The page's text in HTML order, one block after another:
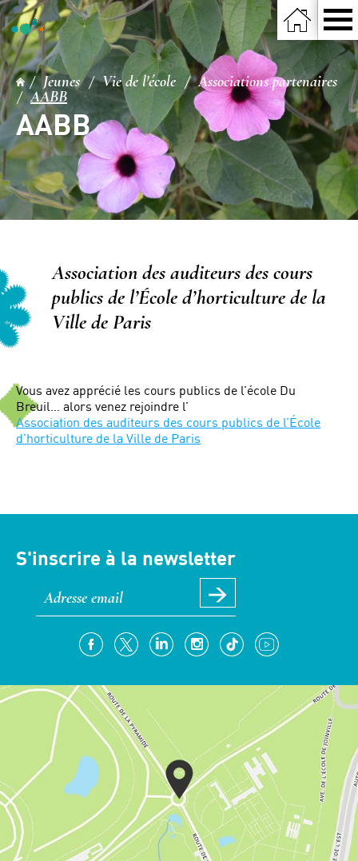
Jeunes Vie de l'école Associations partenaires
AABB
AABB
Association des auditeurs des cours
publics de l’École d’horticulture de la
Ville de Paris
Vous avez apprécié les cours publics de l’école Du
Breuil… alors venez rejoindre l’
Association des auditeurs des cours publics de l’École
d’horticulture de la Ville de Paris
S'inscrire à la newsletter